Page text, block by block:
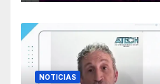
NOTICIAS